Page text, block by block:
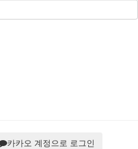
카카오 계정으로 로그인